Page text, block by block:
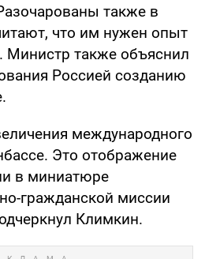
также в
что им нужен опыт
Министр также объяснил
Россией созданию
международного
Это отображение
в миниатюре
гражданской миссии
Климкин.